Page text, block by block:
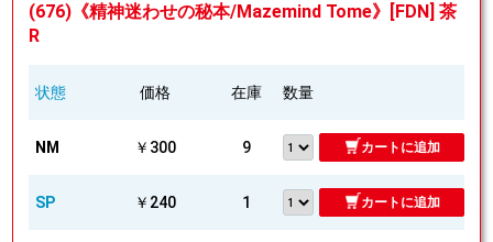
(676)《精神迷わせの秘本/Mazemind Tome》[FDN] 茶
R
状態 価格 在庫 数量
NM ￥300 9 カートに追加
SP ￥240 1 カートに追加